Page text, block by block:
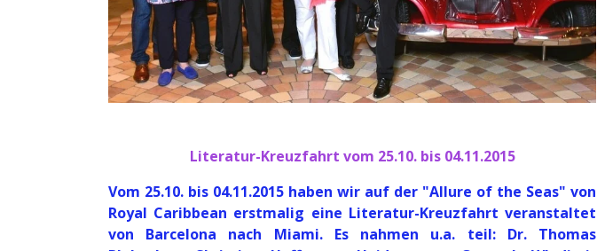
Literatur-Kreuzfahrt vom 25.10. bis 04.11.2015
Vom 25.10. bis 04.11.2015 haben wir auf der "Allure of the Seas" von
Royal Caribbean erstmalig eine Literatur-Kreuzfahrt veranstaltet
von Barcelona nach Miami. Es nahmen u.a. teil: Dr. Thomas